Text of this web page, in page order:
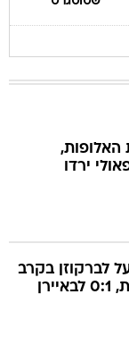
האלופות,
ירדו
על לברקוזן בקרב
על ליגת האלופות, 0:1 לבאיירן